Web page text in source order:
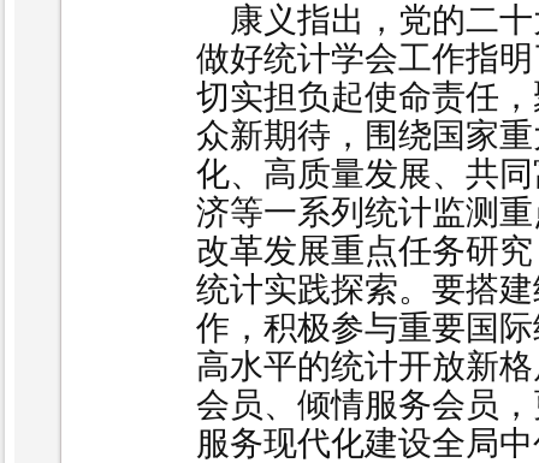
康义指出，党的二十
做好统计学会工作指
切实担负起使命责任
众新期待，围绕国家
化、高质量发展、共
济等一系列统计监测
改革发展重点任务研
统计实践探索。要搭
作，积极参与重要国
高水平的统计开放新
会员、倾情服务会员
服务现代化建设全局